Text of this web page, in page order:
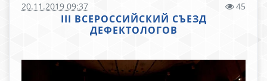
20.11.2019 09:37 45
III ВСЕРОССИЙСКИЙ СЪЕЗД
ДЕФЕКТОЛОГОВ